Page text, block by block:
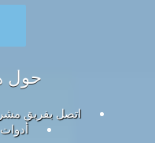
حول
اتصل بفريق